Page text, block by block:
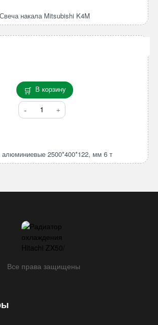
K4M
Свеча накала Mitsubishi K4M
В корзину
Количество
товара
мм
2500*400*122, мм 6 т
Все права защищены